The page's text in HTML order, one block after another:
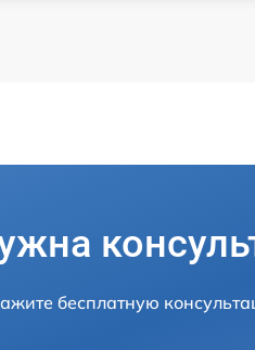
бесплатную